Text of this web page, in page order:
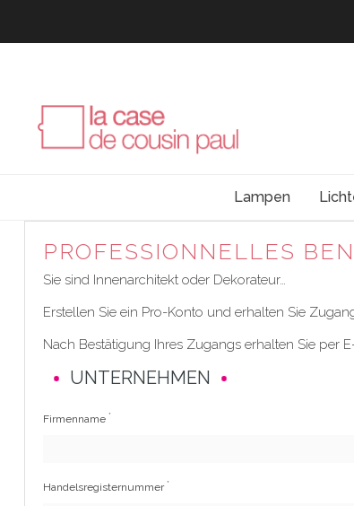
Lampen
PROFESSIONNELLES
Sie sind Innenarchitekt oder Dekorateur…
Erstellen Sie ein Pro-Konto und erhalten Sie
Nach Bestätigung Ihres Zugangs erhalten Sie per
UNTERNEHMEN
Firmenname *
Handelsregisternummer *